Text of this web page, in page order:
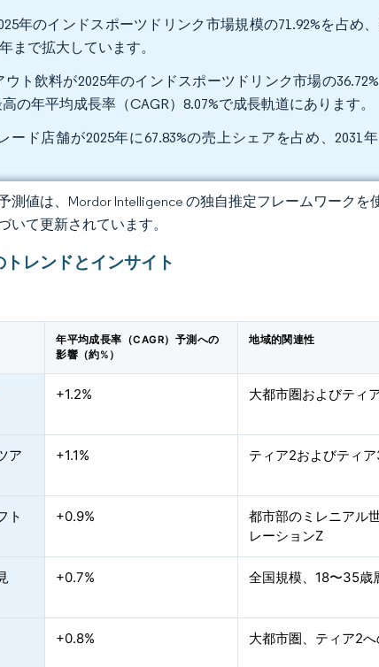
年のインドスポーツドリンク市場規模の71.92%を占め
まで拡大しています。
ト飲料が2025年のインドスポーツドリンク市場の
の年平均成長率（CAGR）8.07%で成長軌道にあります。
ド店舗が2025年に67.83%の売上シェアを占め、2031
測値は、Mordor Intelligence の独自推定フレームワークを
いて更新されています。
レンドとインサイト
年平均成長率（CAGR）予測への
影響（約%）
地域的関連性
+1.2% 大都市圏およびティ
ア
+1.1% ティア2およびティ
ト +0.9%
都市部のミレニアル
レーションZ
+0.7% 全国規模、18〜35歳
+0.8% 大都市圏、ティア2へ